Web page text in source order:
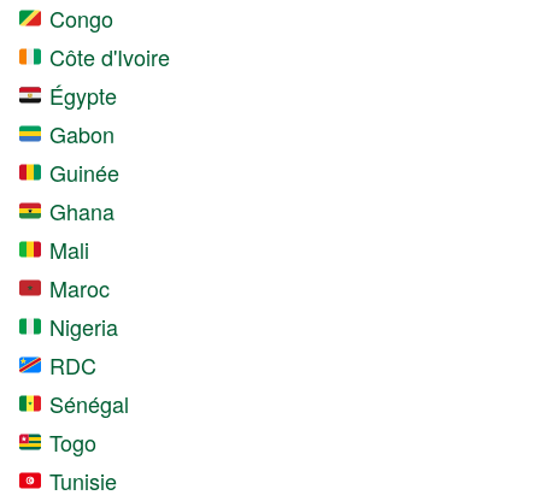
Congo
Côte d'Ivoire
Égypte
Gabon
Guinée
Ghana
Mali
Maroc
Nigeria
RDC
Sénégal
Togo
Tunisie